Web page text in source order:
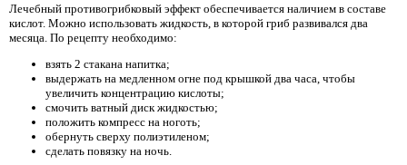
Лечебный противогрибковый эффект обеспечивается наличием в составе
кислот. Можно использовать жидкость, в которой гриб развивался два
месяца. По рецепту необходимо:
взять 2 стакана напитка;
выдержать на медленном огне под крышкой два часа, чтобы
увеличить концентрацию кислоты;
смочить ватный диск жидкостью;
положить компресс на ноготь;
обернуть сверху полиэтиленом;
сделать повязку на ночь.